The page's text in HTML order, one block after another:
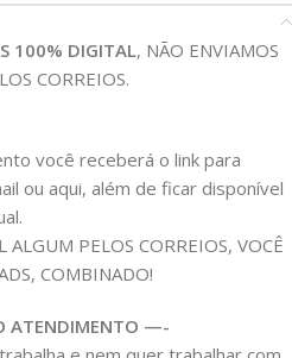
100% DIGITAL, NÃO ENVIAMOS
CORREIOS.
você receberá o link para
ou aqui, além de ficar disponível
PELOS CORREIOS, VOCÊ
COMBINADO!
ATENDIMENTO —-